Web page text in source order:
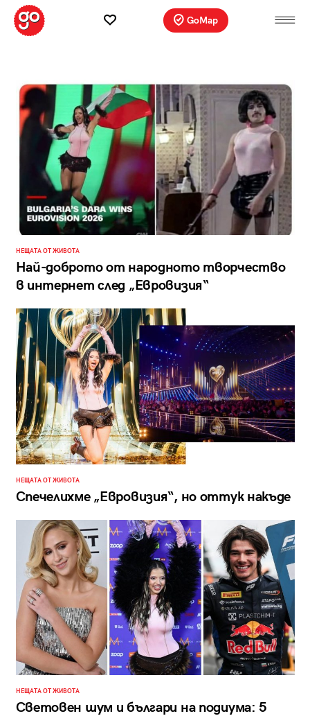
GoMap
НЕЩАТА ОТ ЖИВОТА
Най-доброто от народното творчество
в интернет след „Евровизия“
НЕЩАТА ОТ ЖИВОТА
Спечелихме „Евровизия“, но оттук накъде
НЕЩАТА ОТ ЖИВОТА
Световен шум и българи на подиума: 5